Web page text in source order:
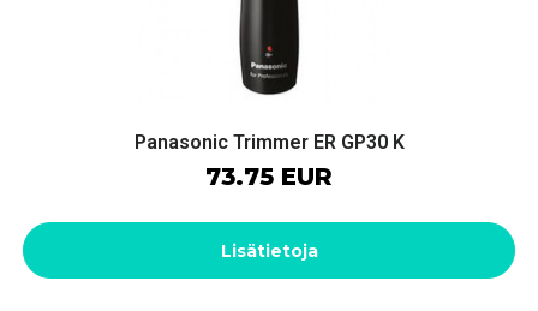
Panasonic Trimmer ER GP30 K
73.75 EUR
Lisätietoja